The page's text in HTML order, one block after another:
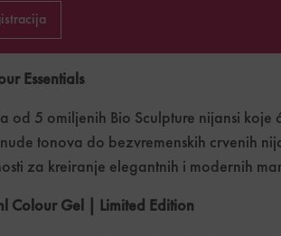
Essentials
od 5 omiljenih Bio Sculpture nijansi
tonova do bezvremenskih crvenih
za kreiranje elegantnih i modernih
Colour Gel | Limited Edition